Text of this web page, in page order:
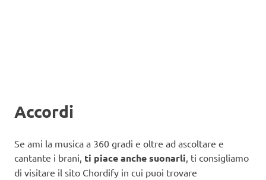
Accordi
Se ami la musica a 360 gradi e oltre ad ascoltare e
cantante i brani, ti piace anche suonarli, ti consigliamo
di visitare il sito Chordify in cui puoi trovare